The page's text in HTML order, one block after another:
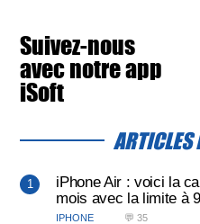
Suivez-nous
avec notre app
iSoft
ARTICLES
iPhone Air : voici la
mois avec la limite à
IPHONE 💬 35